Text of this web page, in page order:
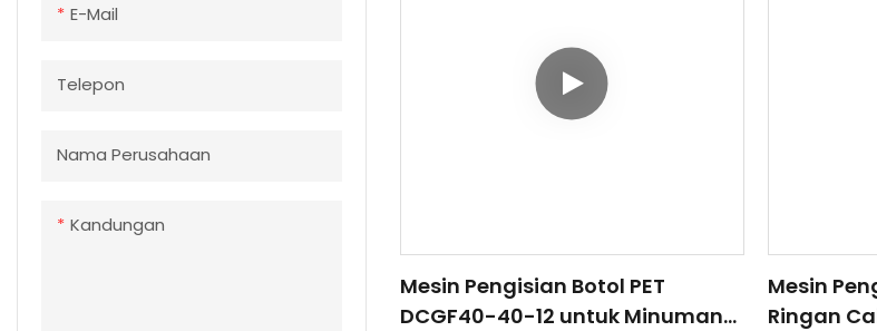
E-Mail
Telepon
Nama Perusahaan
Kandungan
Mesin Pengisian Botol PET
DCGF40-40-12 untuk Minuman
Mesin
Ringan